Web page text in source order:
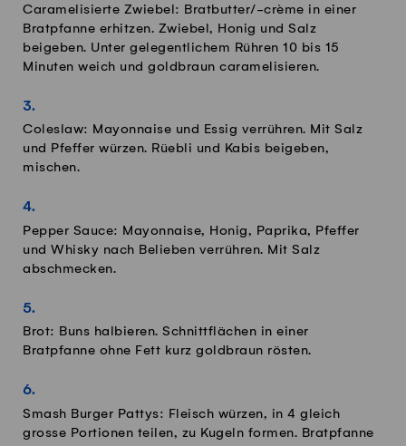
Caramelisierte Zwiebel: Bratbutter/-crème in einer
Bratpfanne erhitzen. Zwiebel, Honig und Salz
beigeben. Unter gelegentlichem Rühren 10 bis 15
Minuten weich und goldbraun caramelisieren.
Coleslaw: Mayonnaise und Essig verrühren. Mit Salz
und Pfeffer würzen. Rüebli und Kabis beigeben,
mischen.
Pepper Sauce: Mayonnaise, Honig, Paprika, Pfeffer
und Whisky nach Belieben verrühren. Mit Salz
abschmecken.
Brot: Buns halbieren. Schnittflächen in einer
Bratpfanne ohne Fett kurz goldbraun rösten.
Smash Burger Pattys: Fleisch würzen, in 4 gleich
grosse Portionen teilen, zu Kugeln formen. Bratpfanne